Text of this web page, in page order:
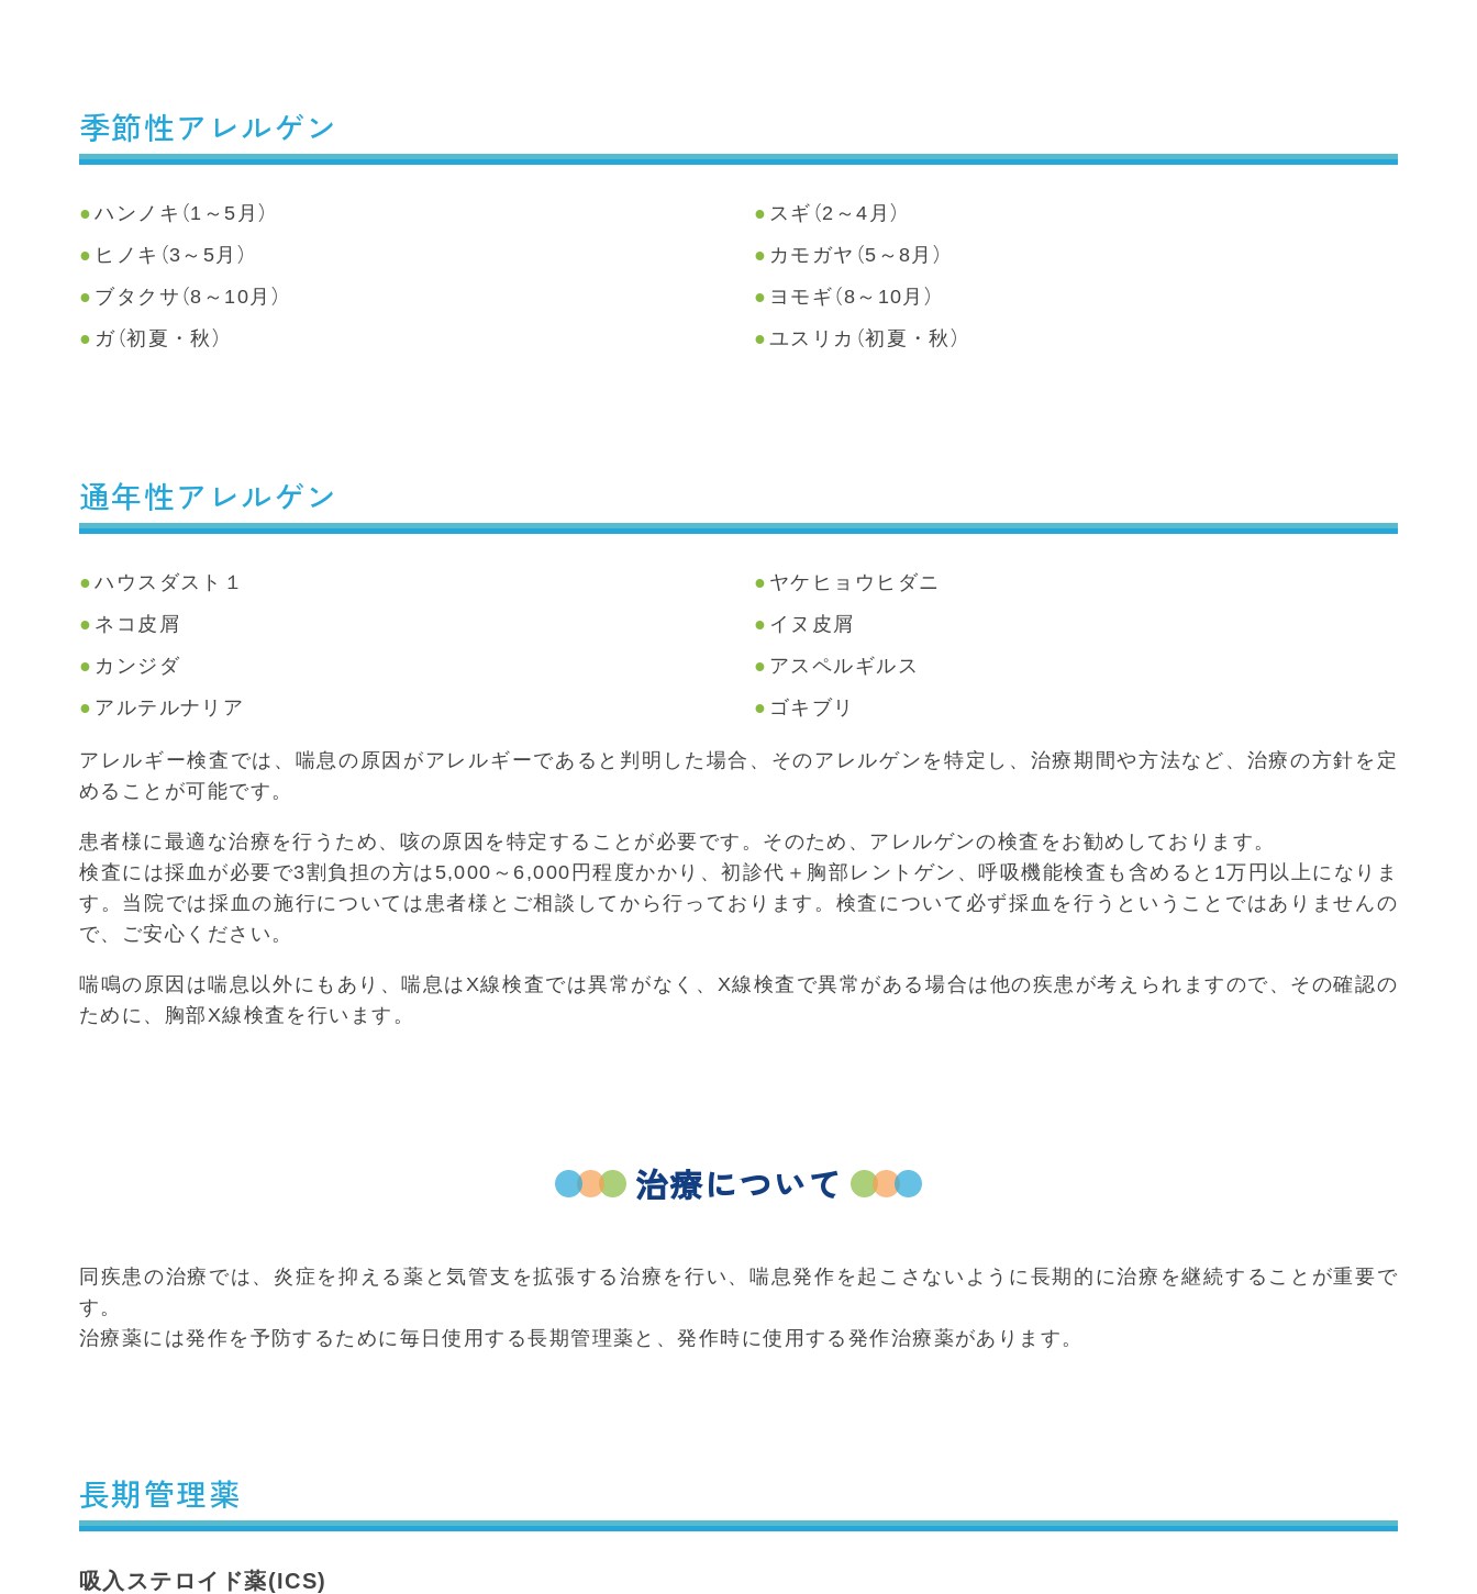
季節性アレルゲン
ハンノキ（1～5月）
スギ（2～4月）
ヒノキ（3～5月）
カモガヤ（5～8月）
ブタクサ（8～10月）
ヨモギ（8～10月）
ガ（初夏・秋）
ユスリカ（初夏・秋）
通年性アレルゲン
ハウスダスト１
ヤケヒョウヒダニ
ネコ皮屑
イヌ皮屑
カンジダ
アスペルギルス
アルテルナリア
ゴキブリ
アレルギー検査では、喘息の原因がアレルギーであると判明した場合、そのアレルゲンを特定し、治療期間や方法など、治療の方針を定
めることが可能です。
患者様に最適な治療を行うため、咳の原因を特定することが必要です。そのため、アレルゲンの検査をお勧めしております。
検査には採血が必要で3割負担の方は5,000～6,000円程度かかり、初診代＋胸部レントゲン、呼吸機能検査も含めると1万円以上になりま
す。当院では採血の施行については患者様とご相談してから行っております。検査について必ず採血を行うということではありませんの
で、ご安心ください。
喘鳴の原因は喘息以外にもあり、喘息はX線検査では異常がなく、X線検査で異常がある場合は他の疾患が考えられますので、その確認の
ために、胸部X線検査を行います。
治療について
同疾患の治療では、炎症を抑える薬と気管支を拡張する治療を行い、喘息発作を起こさないように長期的に治療を継続することが重要で
す。
治療薬には発作を予防するために毎日使用する長期管理薬と、発作時に使用する発作治療薬があります。
長期管理薬
吸入ステロイド薬(ICS)